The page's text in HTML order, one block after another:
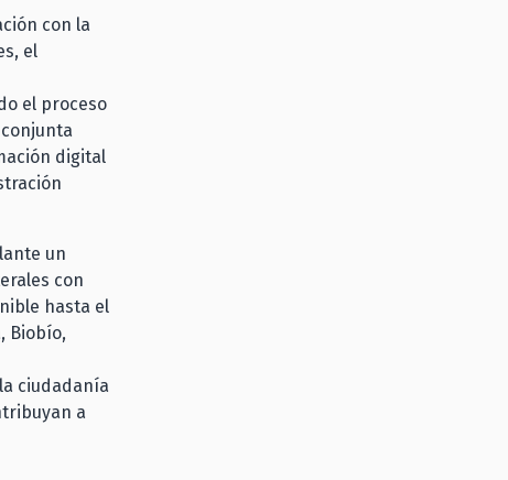
con la
el
el proceso
digital
un
con
hasta el
Biobío,
ciudadanía
a